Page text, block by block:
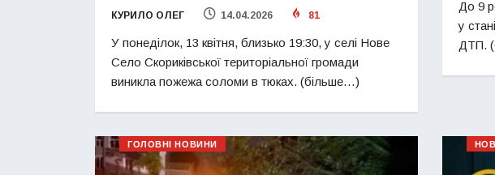
КУРИЛО ОЛЕГ 14.04.2026 81
У понеділок, 13 квітня, близько 19:30, у селі Нове
Село Скориківської територіальної громади
виникла пожежа соломи в тюках. (більше…)
До 9
у
ДТП.
ГОЛОВНІ НОВИНИ